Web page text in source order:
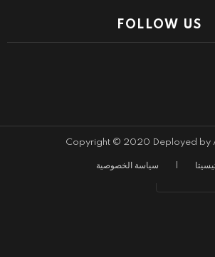
FOLLOW US
Copyright © 2020 Deployed by
سياسة الخصوصية